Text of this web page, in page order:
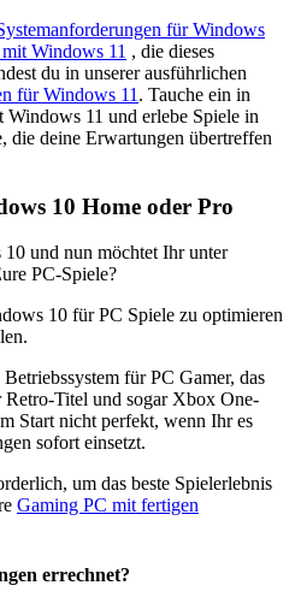
für Windows
Windows 11 , die dieses
du in unserer ausführlichen
für Windows 11 . Tauche ein in
Windows 11 und erlebe Spiele in
die deine Erwartungen übertreffen
10 Home oder Pro
und nun möchtet Ihr unter
PC-Spiele?
10 für PC Spiele zu optimieren
für PC Gamer, das
Titel und sogar Xbox One-
Start nicht perfekt, wenn Ihr es
sofort einsetzt.
um das beste Spielerlebnis
Gaming PC mit fertigen
errechnet?